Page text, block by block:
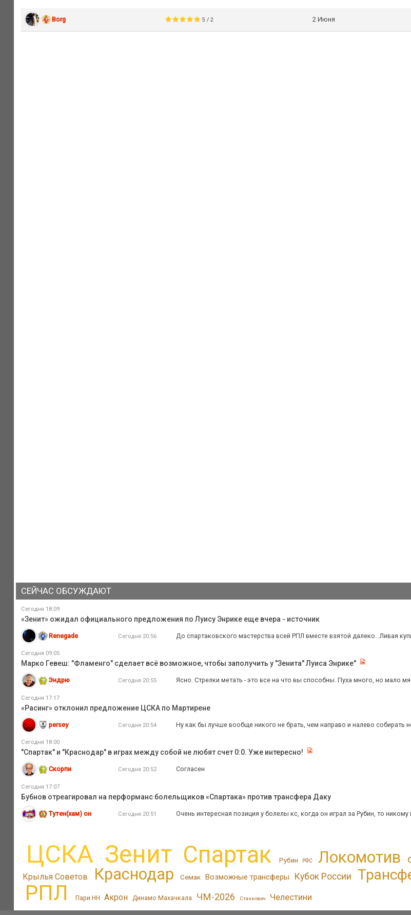
Borg 5 / 2 2 Июня
СЕЙЧАС ОБСУЖДАЮТ
Сегодня 18:09
«Зенит» ожидал официального предложения по Луису Энрике еще вчера - источник
Renegade Сегодня 20:56 До спартаковского мастерства всей РПЛ вместе взятой далеко...Ливая
Сегодня 09:05
Марко Гевеш: "Фламенго" сделает всё возможное, чтобы заполучить у "Зенита" Луиса Энрике"
Эндрю Сегодня 20:55 Ясно. Стрелки метать - это все на что вы способны. Пуха много, но мало
Сегодня 17:17
«Расинг» отклонил предложение ЦСКА по Мартирене
persey Сегодня 20:54 Ну как бы лучше вообще никого не брать, чем направо и налево собирать
Сегодня 18:00
"Спартак" и "Краснодар" в играх между собой не любят счет 0:0. Уже интересно!
Скорпи Сегодня 20:52 Согласен
Сегодня 17:07
Бубнов отреагировал на перформанс болельщиков «Спартака» против трансфера Даку
Тутен(хам) он Сегодня 20:51 Очень интересная позиция у болелы кс, когда он играл за Рубин, то
ЦСКА Зенит Спартак Рубин РФС Локомотив
Крылья Советов Краснодар Семак Возможные трансферы Кубок России
РПЛ Пари НН Акрон Динамо Махачкала ЧМ-2026 Станкович Челестини